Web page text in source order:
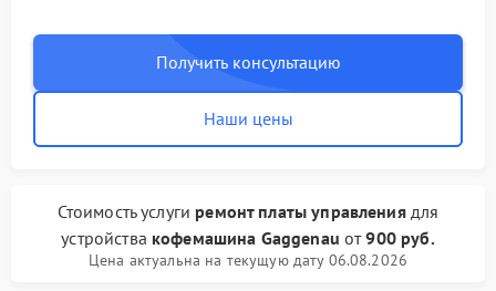
Получить консультацию
Наши цены
Стоимость услуги ремонт платы управлениядля
устройства кофемашина Gaggenau от900 руб.
Цена актуальна на текущую дату 06.08.2026